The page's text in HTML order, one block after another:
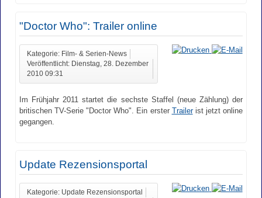
"Doctor Who": Trailer online
Kategorie: Film- & Serien-News
Veröffentlicht: Dienstag, 28. Dezember
2010 09:31
Im Frühjahr 2011 startet die sechste Staffel (neue Zählung) der
britischen TV-Serie "Doctor Who". Ein erster Trailerist jetzt online
gegangen.
Update Rezensionsportal
Kategorie: Update Rezensionsportal